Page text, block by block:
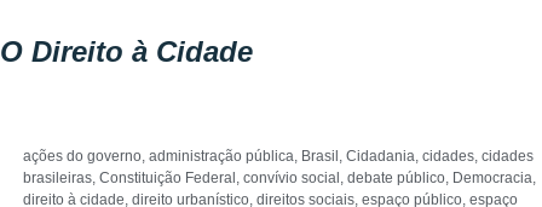
O Direito à Cidade
ações do governo, administração pública, Brasil , Cidadania, cidades, cidades
brasileiras, Constituição Federal , convívio social , debate público, Democracia,
direito à cidade, direito urbanístico, direitos sociais, espaço público, espaço